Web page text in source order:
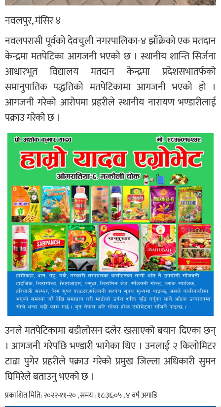
नवलपुर, मंसिर ४
नवलपरासी पूर्वको देवचुली नगरपालिका-४ झाँक्रेको एक मतदान
केन्द्रमा मतपेटिका आगजनी भएको छ । स्थानीय शान्ति सिर्जना
आधारभूत विद्यालय मतदान केन्द्रमा प्रदेशसभातर्फको
समानुपातिक पद्धतिको मतपेटिकामा आगजनी भएको हो ।
आगजनी गरेको आरोपमा प्रहरीले स्थानीय नारायण भण्डारीलाई
पक्राउ गरेको छ ।
उनले मतपेटिकामा बडीलोसन दलेर खसाएको बयान दिएका छन्
। आगजनी गरेपछि भण्डारी भागेका थिए । उनलाई २ किलोमिटर
टाढा पुगेर प्रहरीले पक्राउ गरेको प्रमुख जिल्ला अधिकारी सुमन
घिमिरेले बताउनु भएको छ ।
प्रकाशित मिति: २०२२-११-२० , समय : १८:३६:०५ , ४ वर्ष अगाडि